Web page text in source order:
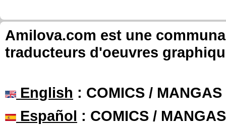
Amilova.com est une
traducteurs d'oeuvres
English : COMICS /
Español : COMICS /